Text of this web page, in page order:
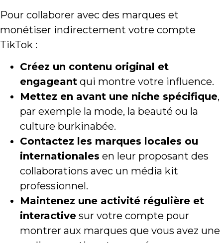
Pour collaborer avec des marques et
monétiser indirectement votre compte
TikTok :
Créez un contenu original et
engageant qui montre votre influence.
Mettez en avant une niche spécifique,
par exemple la mode, la beauté ou la
culture burkinabée.
Contactez les marques locales ou
internationales en leur proposant des
collaborations avec un média kit
professionnel.
Maintenez une activité régulière et
interactive sur votre compte pour
montrer aux marques que vous avez une